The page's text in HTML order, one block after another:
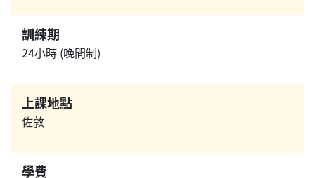
訓練期
24小時 (晚間制)
上課地點
佐敦
學費